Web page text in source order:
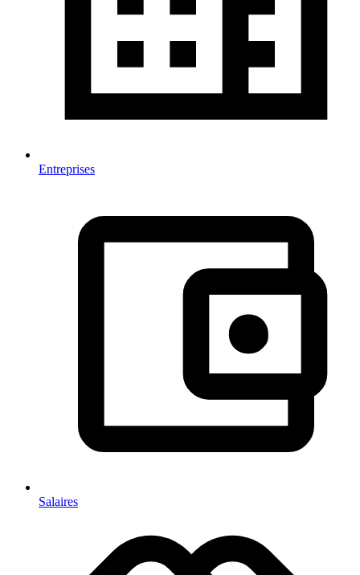
Entreprises
Salaires